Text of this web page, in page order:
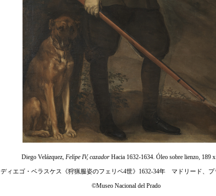
Diego Velázquez, Felipe IV, cazador Hacia 1632-1634. Óleo sobre lienzo, 189
ディエゴ・ベラスケス《狩猟服姿のフェリペ4世》1632-34年 マドリード、
©Museo Nacional del Prado